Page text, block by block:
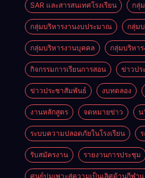
SAR และสารสนเทศโรงเรียน กลุ่
กลุ่มบริหารงานงบประมาณ กลุ่ม
กลุ่มบริหารงานบุคคล กลุ่มบริหา
กิจกรรมการเรียนการสอน ข่าวปร
ข่าวประชาสัมพันธ์ งบทดลอง
งานหลักสูตร จดหมายข่าว น
ระบบความปลอดภัยในโรงเรียน
รับสมัครงาน รายงานการประชุม
ศูนย์บ่มเพาะสู่ความเป็นเลิศด้านกีฬา